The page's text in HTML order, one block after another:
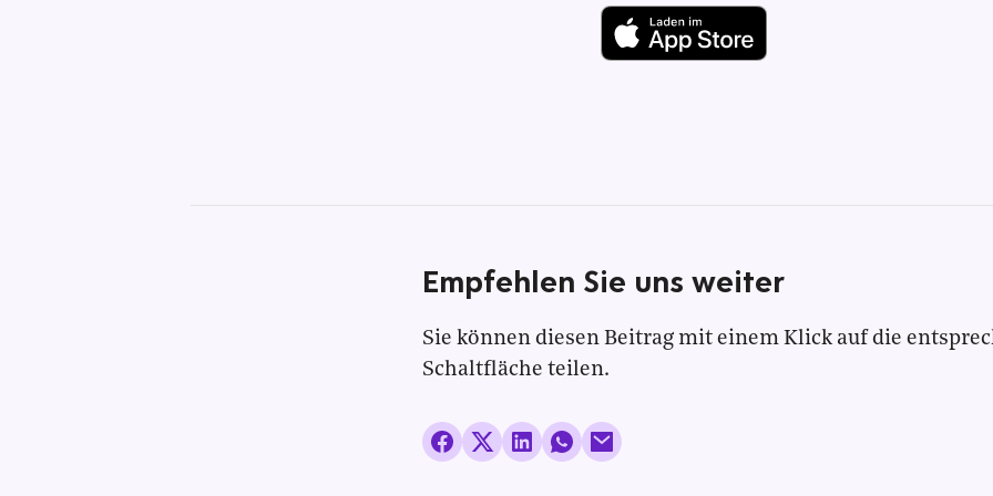
Empfehlen Sie uns weiter
Sie können diesen Beitrag mit einem Klick auf die
Schaltfläche teilen.